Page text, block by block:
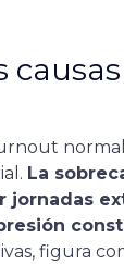
La
jornadas
figura